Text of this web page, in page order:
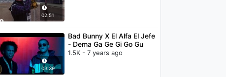
02:51
03:39
Bad Bunny X El Alfa El Jefe
- Dema Ga Ge Gi Go Gu
1.5K - 7 years ago